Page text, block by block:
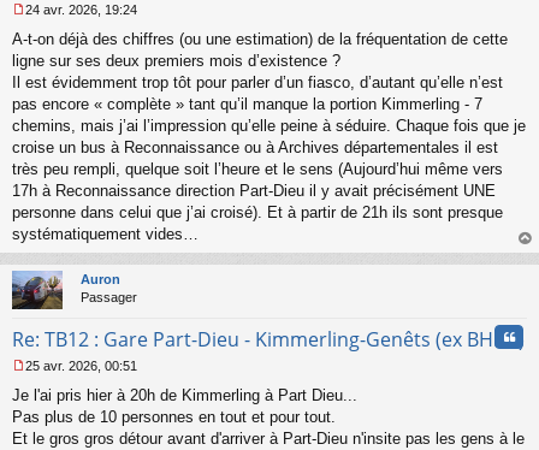
e
s
s
g
e
n
o
n
u
24 avr. 2026, 19:24
A-t-on déjà des chiffres (ou une estimation) de la fréquentation de cette
ligne sur ses deux premiers mois d’existence ?
Il est évidemment trop tôt pour parler d’un fiasco, d’autant qu’elle n’est
pas encore « complète » tant qu’il manque la portion Kimmerling - 7
chemins, mais j’ai l’impression qu’elle peine à séduire. Chaque fois que je
croise un bus à Reconnaissance ou à Archives départementales il est
très peu rempli, quelque soit l’heure et le sens (Aujourd’hui même vers
17h à Reconnaissance direction Part-Dieu il y avait précisément UNE
personne dans celui que j’ai croisé). Et à partir de 21h ils sont presque
systématiquement vides…
au
Auron
Passager
Re: TB12 : Gare Part-Dieu - Kimmerling-Genêts (ex BHNS)
e
s
s
25 avr. 2026, 00:51
Je l'ai pris hier à 20h de Kimmerling à Part Dieu...
Pas plus de 10 personnes en tout et pour tout.
Et le gros gros détour avant d'arriver à Part-Dieu n'insite pas les gens à le